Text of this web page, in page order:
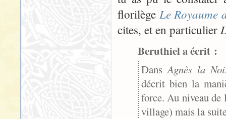
florilège Le Royaume
cites, et en particulier
Beruthiel a écrit :
DansAgnès la
décrit bien la
force. Au niveau
village) mais la